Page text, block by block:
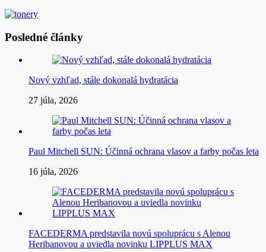
Posledné články
Nový vzhľad, stále dokonalá hydratácia
27 júla, 2026
Paul Mitchell SUN: Účinná ochrana vlasov a farby počas leta
16 júla, 2026
FACEDERMA predstavila novú spoluprácu s Alenou
Heribanovou a uviedla novinku LIPPLUS MAX